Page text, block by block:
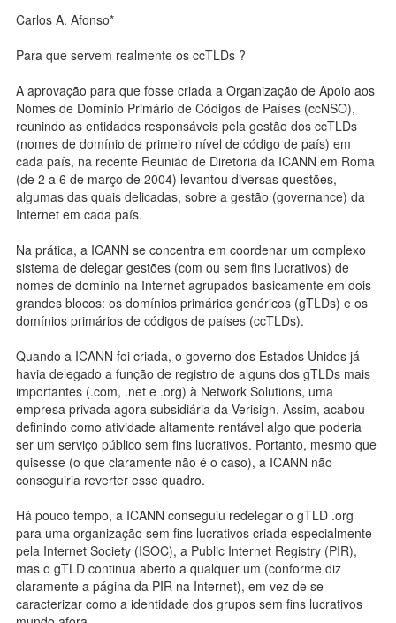
Carlos A. Afonso*
Para que servem realmente os ccTLDs ?
A aprovação para que fosse criada a Organização de Apoio aos
Nomes de Domínio Primário de Códigos de Países (ccNSO),
reunindo as entidades responsáveis pela gestão dos ccTLDs
(nomes de domínio de primeiro nível de código de país) em
cada país, na recente Reunião de Diretoria da ICANN em Roma
(de 2 a 6 de março de 2004) levantou diversas questões,
algumas das quais delicadas, sobre a gestão (governance) da
Internet em cada país.
Na prática, a ICANN se concentra em coordenar um complexo
sistema de delegar gestões (com ou sem fins lucrativos) de
nomes de domínio na Internet agrupados basicamente em dois
grandes blocos: os domínios primários genéricos (gTLDs) e os
domínios primários de códigos de países (ccTLDs).
Quando a ICANN foi criada, o governo dos Estados Unidos já
havia delegado a função de registro de alguns dos gTLDs mais
importantes (.com, .net e .org) à Network Solutions, uma
empresa privada agora subsidiária da Verisign. Assim, acabou
definindo como atividade altamente rentável algo que poderia
ser um serviço público sem fins lucrativos. Portanto, mesmo que
quisesse (o que claramente não é o caso), a ICANN não
conseguiria reverter esse quadro.
Há pouco tempo, a ICANN conseguiu redelegar o gTLD .org
para uma organização sem fins lucrativos criada especialmente
pela Internet Society (ISOC), a Public Internet Registry (PIR),
mas o gTLD continua aberto a qualquer um (conforme diz
claramente a página da PIR na Internet), em vez de se
caracterizar como a identidade dos grupos sem fins lucrativos